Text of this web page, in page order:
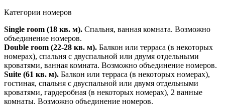
Категории номеров
Single room (18 кв. м). Спальня, ванная комната. Возможно
объединение номеров.
Double room (22-28 кв. м). Балкон или терраса (в некоторых
номерах), спальня с двуспальной или двумя отдельными
кроватями, ванная комната. Возможно объединение номеров.
Suite (61 кв. м). Балкон или терраса (в некоторых номерах),
гостиная, спальня с двуспальной или двумя отдельными
кроватями, гардеробная (в некоторых номерах), 2 ванные
комнаты. Возможно объединение номеров.